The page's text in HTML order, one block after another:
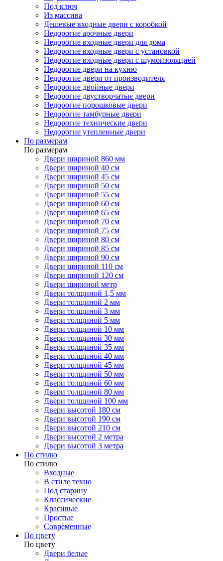
Под ключ
Из массива
Дешевые входные двери с коробкой
Недорогие арочные двери
Недорогие входные двери для дома
Недорогие входные двери с установкой
Недорогие входные двери с шумоизоляцией
Недорогие двери на кухню
Недорогие двери от производителя
Недорогие двойные двери
Недорогие двустворчатые двери
Недорогие порошковые двери
Недорогие тамбурные двери
Недорогие технические двери
Недорогие утепленные двери
По размерам
По размерам
Двери шириной 860 мм
Двери шириной 40 см
Двери шириной 45 см
Двери шириной 50 см
Двери шириной 55 см
Двери шириной 60 см
Двери шириной 65 см
Двери шириной 70 см
Двери шириной 75 см
Двери шириной 80 см
Двери шириной 85 см
Двери шириной 90 см
Двери шириной 110 см
Двери шириной 120 см
Двери шириной метр
Двери толщиной 1,5 мм
Двери толщиной 2 мм
Двери толщиной 3 мм
Двери толщиной 5 мм
Двери толщиной 10 мм
Двери толщиной 30 мм
Двери толщиной 35 мм
Двери толщиной 40 мм
Двери толщиной 45 мм
Двери толщиной 50 мм
Двери толщиной 60 мм
Двери толщиной 80 мм
Двери толщиной 100 мм
Двери высотой 180 см
Двери высотой 190 см
Двери высотой 210 см
Двери высотой 2 метра
Двери высотой 3 метра
По стилю
По стилю
Входные
В стиле техно
Под старину
Классические
Красивые
Простые
Современные
По цвету
По цвету
Двери белые